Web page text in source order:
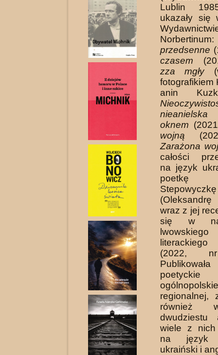
Lublin
ukazały się
przedsenne
czasem
zza mgły
fotografikiem
anin
nieanielska
oknem
wojną
Zarażona
całości
na język
Stepowyczkę
wraz z jej
się w na
(2022,
regionalnej,
również
dwudziestu
wiele z nich
na język
ukraiński i